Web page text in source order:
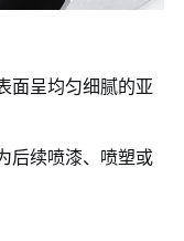
面呈均匀细腻的亚
后续喷漆、喷塑或